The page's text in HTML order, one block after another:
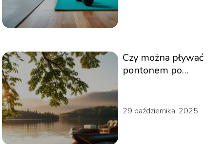
Czy można pływać
pontonem po
29 października, 2025